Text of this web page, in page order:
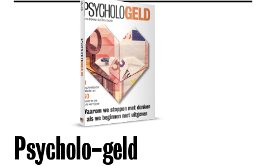
Psycholo-geld